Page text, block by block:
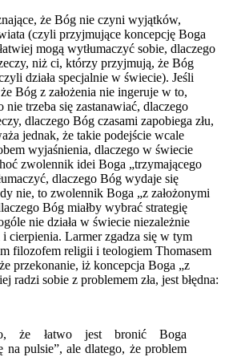
że Bóg nie czyni wyjątków,
(czyli przyjmujące koncepcję Boga
mogą wytłumaczyć sobie, dlaczego
niż ci, którzy przyjmują, że Bóg
działa specjalnie w świecie). Jeśli
Bóg z założenia nie ingeruje w to,
trzeba się zastanawiać, dlaczego
dlaczego Bóg czasami zapobiega złu,
jednak, że takie podejście wcale
wyjaśnienia, dlaczego w świecie
zwolennik idei Boga „trzymającego
dlaczego Bóg wydaje się
nie, to zwolennik Boga „z założonymi
Bóg miałby wybrać strategię
nie działa w świecie niezależnie
cierpienia. Larmer zgadza się w tym
filozofem religii i teologiem Thomasem
przekonanie, iż koncepcja Boga „z
radzi sobie z problemem zła, jest błędna:
że łatwo jest bronić Boga
na pulsie”, ale dlatego, że problem